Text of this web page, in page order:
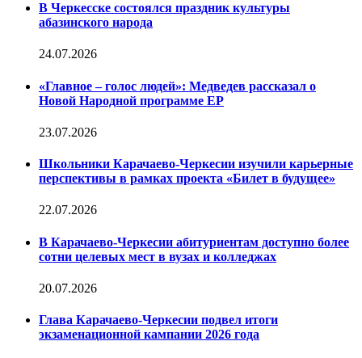
В Черкесске состоялся праздник культуры
абазинского народа
24.07.2026
«Главное – голос людей»: Медведев рассказал о
Новой Народной программе ЕР
23.07.2026
Школьники Карачаево-Черкесии изучили карьерные
перспективы в рамках проекта «Билет в будущее»
22.07.2026
В Карачаево-Черкесии абитуриентам доступно более
сотни целевых мест в вузах и колледжах
20.07.2026
Глава Карачаево-Черкесии подвел итоги
экзаменационной кампании 2026 года